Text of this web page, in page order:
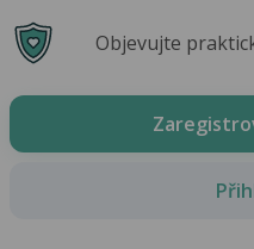
Objevujte